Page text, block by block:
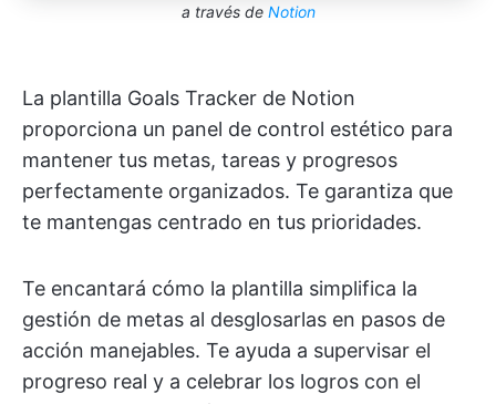
a través de Notion
La plantilla Goals Tracker de Notion
proporciona un panel de control estético para
mantener tus metas, tareas y progresos
perfectamente organizados. Te garantiza que
te mantengas centrado en tus prioridades.
Te encantará cómo la plantilla simplifica la
gestión de metas al desglosarlas en pasos de
acción manejables. Te ayuda a supervisar el
progreso real y a celebrar los logros con el